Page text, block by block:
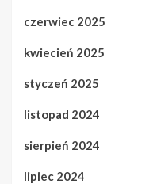
czerwiec 2025
kwiecień 2025
styczeń 2025
listopad 2024
sierpień 2024
lipiec 2024